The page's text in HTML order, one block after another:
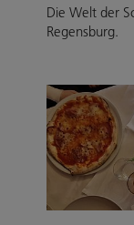
Die Welt der
Regensburg.